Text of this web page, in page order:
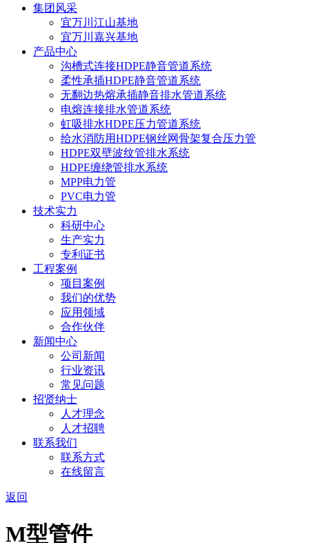
集团风采
宜万川江山基地
宜万川嘉兴基地
产品中心
沟槽式连接HDPE静音管道系统
柔性承插HDPE静音管道系统
无翻边热熔承插静音排水管道系统
电熔连接排水管道系统
虹吸排水HDPE压力管道系统
给水消防用HDPE钢丝网骨架复合压力管
HDPE双壁波纹管排水系统
HDPE缠绕管排水系统
MPP电力管
PVC电力管
技术实力
科研中心
生产实力
专利证书
工程案例
项目案例
我们的优势
应用领域
合作伙伴
新闻中心
公司新闻
行业资讯
常见问题
招贤纳士
人才理念
人才招聘
联系我们
联系方式
在线留言
返回
M型管件